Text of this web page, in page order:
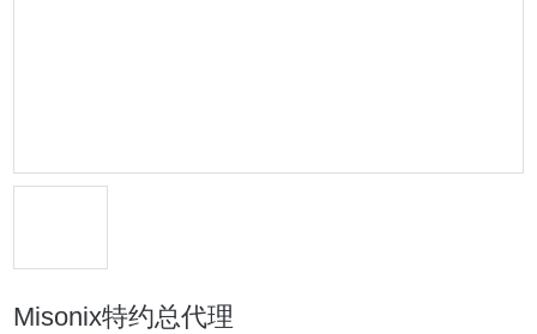
Misonix特约总代理